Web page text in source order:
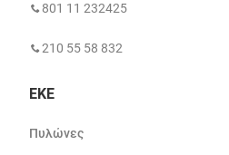
801 11 232425
210 55 58 832
ΕΚΕ
Πυλώνες